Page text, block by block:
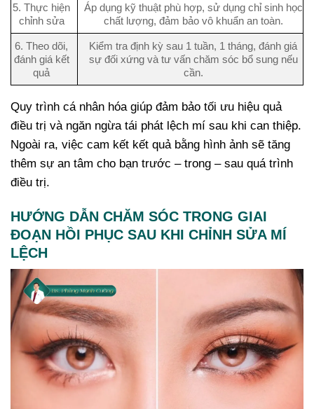
5. Thực hiện
chỉnh sửa
Áp dụng kỹ thuật phù hợp, sử dụng chỉ sinh học
chất lượng, đảm bảo vô khuẩn an toàn.
6. Theo dõi,
đánh giá kết
quả
Kiểm tra định kỳ sau 1 tuần, 1 tháng, đánh giá
sự đối xứng và tư vấn chăm sóc bổ sung nếu
cần.
Quy trình cá nhân hóa giúp đảm bảo tối ưu hiệu quả
điều trị và ngăn ngừa tái phát lệch mí sau khi can thiệp.
Ngoài ra, việc cam kết kết quả bằng hình ảnh sẽ tăng
thêm sự an tâm cho bạn trước – trong – sau quá trình
điều trị.
HƯỚNG DẪN CHĂM SÓC TRONG GIAI
ĐOẠN HỒI PHỤC SAU KHI CHỈNH SỬA MÍ
LỆCH